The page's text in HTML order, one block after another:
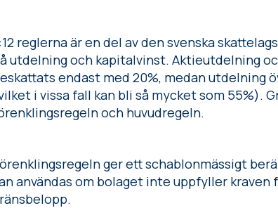
reglerna är en del av den svenska
utdelning och kapitalvinst. Aktieutdelning
endast med 20%, medan utdelning
i vissa fall kan bli så mycket som 55%).
och huvudregeln.
ger ett schablonmässigt
användas om bolaget inte uppfyller